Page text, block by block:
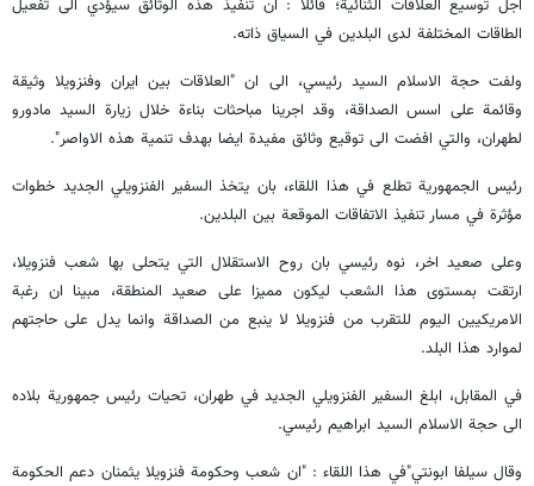
اجل توسيع العلاقات الثنائية؛ قائلا : ان تنفيذ هذه الوثائق سيؤدي الى تفعيل
الطاقات المختلفة لدى البلدين في السياق ذاته.
ولفت حجة الاسلام السيد رئيسي، الى ان "العلاقات بين ايران وفنزويلا وثيقة
وقائمة على اسس الصداقة، وقد اجرينا مباحثات بناءة خلال زيارة السيد مادورو
لطهران، والتي افضت الى توقيع وثائق مفيدة ايضا بهدف تنمية هذه الاواصر".
رئيس الجمهورية تطلع في هذا اللقاء، بان يتخذ السفير الفنزويلي الجديد خطوات
مؤثرة في مسار تنفيذ الاتفاقات الموقعة بين البلدين.
وعلى صعيد اخر، نوه رئيسي بان روح الاستقلال التي يتحلى بها شعب فنزويلا،
ارتقت بمستوى هذا الشعب ليكون مميزا على صعيد المنطقة، مبينا ان رغبة
الامريكيين اليوم للتقرب من فنزويلا لا ينبع من الصداقة وانما يدل على حاجتهم
لموارد هذا البلد.
في المقابل، ابلغ السفير الفنزويلي الجديد في طهران، تحيات رئيس جمهورية بلاده
الى حجة الاسلام السيد ابراهيم رئيسي.
وقال سيلفا ابونتي"في هذا اللقاء : "ان شعب وحكومة فنزويلا يثمنان دعم الحكومة